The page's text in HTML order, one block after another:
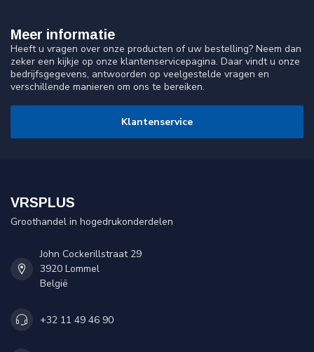
Meer informatie
Heeft u vragen over onze producten of uw bestelling? Neem dan
zeker een kijkje op onze klantenservicepagina. Daar vindt u onze
bedrijfsgegevens, antwoorden op veelgestelde vragen en
verschillende manieren om ons te bereiken.
Klantenservice
VRSPLUS
Groothandel in hogedrukonderdelen
John Cockerillstraat 29
3920 Lommel
België
+32 11 49 46 90